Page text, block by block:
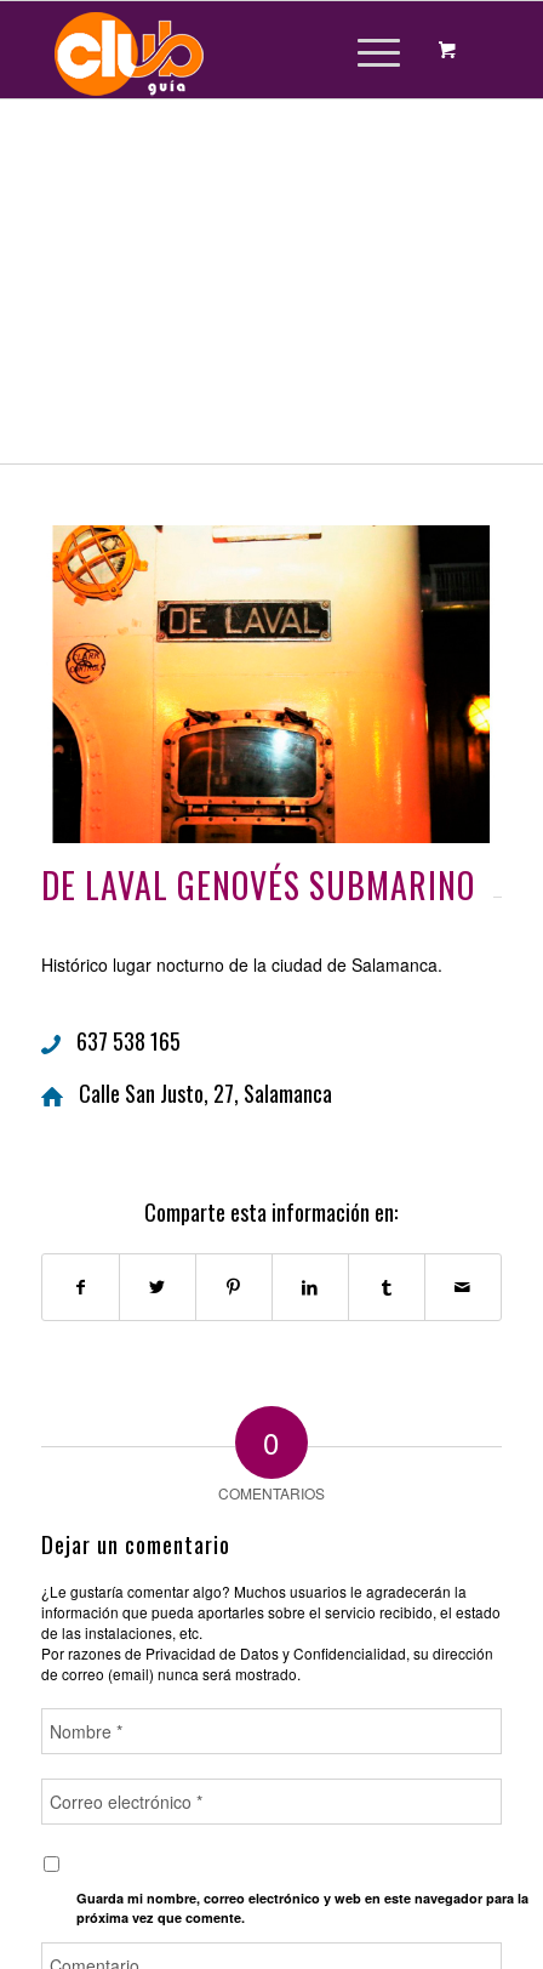
DE LAVAL GENOVÉS SUBMARINO
Histórico lugar nocturno de la ciudad de Salamanca.
637 538 165
Calle San Justo, 27, Salamanca
Comparte esta información en:
0
COMENTARIOS
Dejar un comentario
¿Le gustaría comentar algo? Muchos usuarios le agradecerán la
información que pueda aportarles sobre el servicio recibido, el estado
de las instalaciones, etc.
Por razones de Privacidad de Datos y Confidencialidad, su dirección
de correo (email) nunca será mostrado.
Guarda mi nombre, correo electrónico y web en este navegador para la
próxima vez que comente.